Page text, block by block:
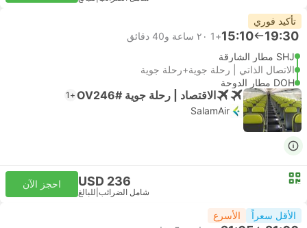
تأكيد فوري
19:30
15:10
+1
٢٠ ساعة و‫40 دقائق
SHJ مطار الشارقة
الاتصال الذاتي | رحلة جوية+رحلة جوية
DOH مطار الدوحة
الاقتصاد | رحلة جوية #OV246 +1
SalamAir
USD 236
شامل الضرائب للبالغ
احجز الآن
الأقل سعراً الأسرع